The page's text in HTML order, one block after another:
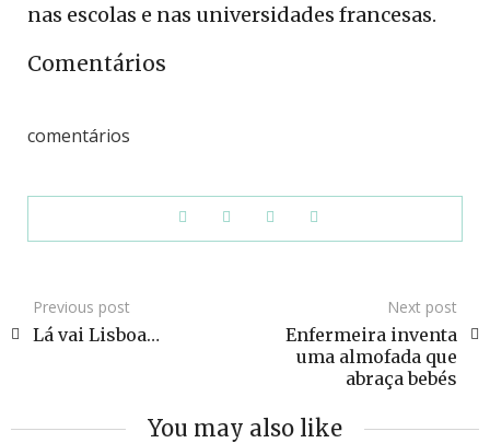
nas escolas e nas universidades francesas.
Comentários
comentários
Previous post
Lá vai Lisboa…
Next post
Enfermeira inventa
uma almofada que
abraça bebés
You may also like